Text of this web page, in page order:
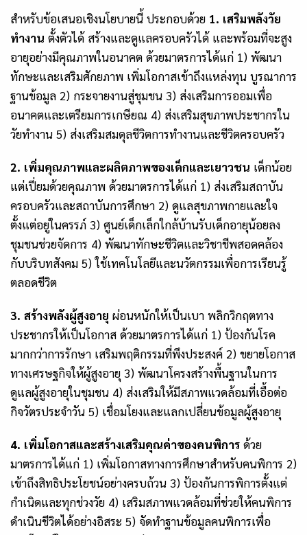
สำหรับข้อเสนอเชิงนโยบายนี้ ประกอบด้วย 1. เสริมพลังวัย
ทำงาน ตั้งตัวได้ สร้างและดูแลครอบครัวได้ และพร้อมที่จะสูง
อายุอย่างมีคุณภาพในอนาคต ด้วยมาตรการได้แก่ 1) พัฒนา
ทักษะและเสริมศักยภาพ เพิ่มโอกาสเข้าถึงแหล่งทุน บูรณาการ
ฐานข้อมูล 2) กระจายงานสู่ชุมชน 3) ส่งเสริมการออมเพื่อ
อนาคตและเตรียมการเกษียณ 4) ส่งเสริมสุขภาพประชากรใน
วัยทำงาน 5) ส่งเสริมสมดุลชีวิตการทำงานและชีวิตครอบครัว
2. เพิ่มคุณภาพและผลิตภาพของเด็กและเยาวชน เด็กน้อย
แต่เปี่ยมด้วยคุณภาพ ด้วยมาตรการได้แก่ 1) ส่งเสริมสถาบัน
ครอบครัวและสถาบันการศึกษา 2) ดูแลสุขภาพกายและใจ
ตั้งแต่อยู่ในครรภ์ 3) ศูนย์เด็กเล็กใกล้บ้านรับเด็กอายุน้อยลง
ชุมชนช่วยจัดการ 4) พัฒนาทักษะชีวิตและวิชาชีพสอดคล้อง
กับบริบทสังคม 5) ใช้เทคโนโลยีและนวัตกรรมเพื่อการเรียนรู้
ตลอดชีวิต
3. สร้างพลังผู้สูงอายุ ผ่อนหนักให้เป็นเบา พลิกวิกฤตทาง
ประชากรให้เป็นโอกาส ด้วยมาตรการได้แก่ 1) ป้องกันโรค
มากกว่าการรักษา เสริมพฤติกรรมที่พึงประสงค์ 2) ขยายโอกาส
ทางเศรษฐกิจให้ผู้สูงอายุ 3) พัฒนาโครงสร้างพื้นฐานในการ
ดูแลผู้สูงอายุในชุมชน 4) ส่งเสริมให้มีสภาพแวดล้อมที่เอื้อต่อ
กิจวัตรประจำวัน 5) เชื่อมโยงและแลกเปลี่ยนข้อมูลผู้สูงอายุ
4. เพิ่มโอกาสและสร้างเสริมคุณค่าของคนพิการ ด้วย
มาตรการได้แก่ 1) เพิ่มโอกาสทางการศึกษาสำหรับคนพิการ 2)
เข้าถึงสิทธิประโยชน์อย่างครบถ้วน 3) ป้องกันการพิการตั้งแต่
กำเนิดและทุกช่วงวัย 4) เสริมสภาพแวดล้อมที่ช่วยให้คนพิการ
ดำเนินชีวิตได้อย่างอิสระ 5) จัดทำฐานข้อมูลคนพิการเพื่อ